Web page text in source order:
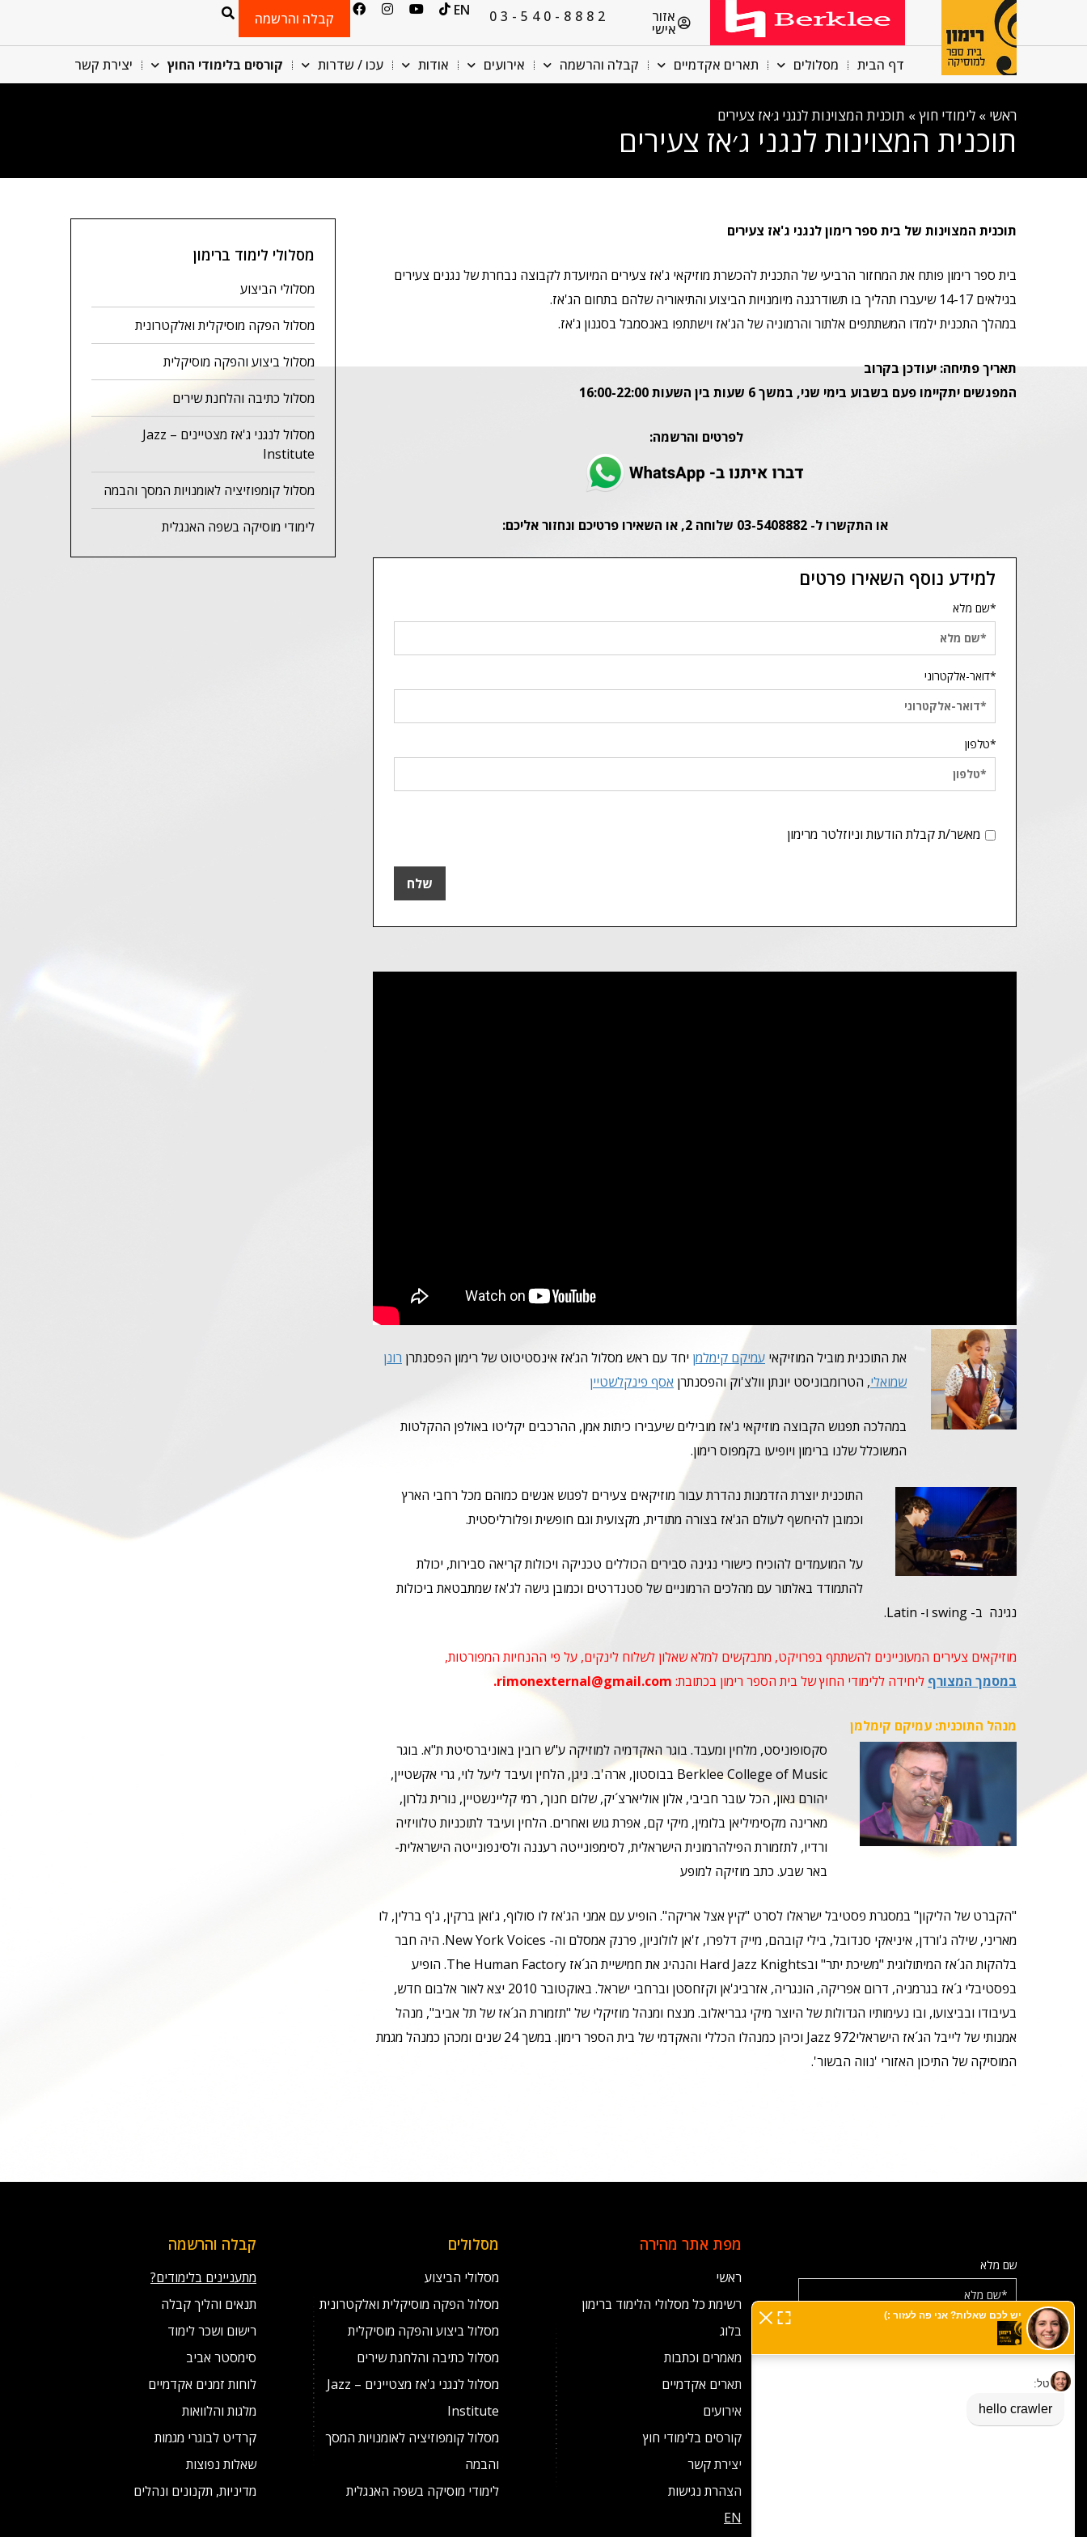
אזור
אישי
03-540-8882
EN קבלה והרשמה
דף הבית מסלולים תארים אקדמיים קבלה והרשמה אירועים אודות עכו / שדרות קורסים בלימודי החוץ יצירת קשר
ראשי » לימודי חוץ» תוכנית המצוינות לנגני ג׳אז צעירים
תוכנית המצוינות לנגני ג׳אז צעירים
תוכנית המצוינות של בית ספר רימון לנגני ג'אז צעירים
בית ספר רימון פותח את המחזור הרביעי של התכנית להכשרת מוזיקאי ג'אז צעירים המיועדת לקבוצה נבחרת של נגנים צעירים
בגילאים 14-17 שיעברו תהליך בו תשודרגנה מיומנויות הביצוע והתיאוריה שלהם בתחום הג'אז.
במהלך התכנית ילמדו המשתתפים אלתור והרמוניה של הג'אז וישתתפו באנסמבל בסגנון ג'אז.
תאריך פתיחה: יעודכן בקרוב
המפגשים יתקיימו פעם בשבוע בימי שני, במשך 6 שעות בין השעות 16:00-22:00
לפרטים והרשמה:
או התקשרו ל- 03-5408882 שלוחה 2, או השאירו פרטיכם ונחזור אליכם:
למידע נוסף השאירו פרטים
*שם מלא
*דואר-אלקטרוני
*טלפון
מאשר/ת קבלת הודעות וניוזלטר מרימון
את התוכנית מוביל המוזיקאי עמיקם קימלמן יחד עם ראש מסלול הג’אז אינסטיטוט של רימון הפסנתרן רונן
שמואלי, הטרומבוניסט יונתן וולצ'וק והפסנתרן אסף פינקלשטיין
במהלכה תפגוש הקבוצה מוזיקאי ג'אז מובילים שיעבירו כיתות אמן, ההרכבים יקליטו באולפן ההקלטות
המשוכלל שלנו ברימון ויופיעו בקמפוס רימון.
התוכנית יוצרת הזדמנות נהדרת עבור מוזיקאים צעירים לפגוש אנשים כמוהם מכל רחבי הארץ
וכמובן להיחשף לעולם הג'אז בצורה מתודית, מקצועית וגם חופשית ופלורליסטית.
על המועמדים להוכיח כישורי נגינה סבירים הכוללים טכניקה ויכולות קריאה סבירות, יכולת
להתמודד באלתור עם מהלכים הרמוניים של סטנדרטים וכמובן גישה לג'אז שמתבטאת ביכולות
נגינה ב- swing ו- Latin.
מוזיקאים צעירים המעוניינים להשתתף בפרויקט, מתבקשים למלא שאלון לשלוח לינקים, על פי ההנחיות המפורטות,
במסמך המצורף ליחידה ללימודי החוץ של בית הספר רימון בכתובת: rimonexternal@gmail.com.
מנהל התוכנית: עמיקם קימלמן
סקסופוניסט, מלחין ומעבד. בוגר האקדמיה למוזיקה ע"ש רובין באוניברסיטת ת"א. בוגר
Berklee College of Music בבוסטון, ארה'ב. ניגן, הלחין ועיבד ליעל לוי, גרי אקשטיין,
יהורם גאון, הכל עובר חביבי, אלון אוליארצ´יק, שלום חנוך, רמי קליינשטיין, נורית גלרון,
מארינה מקסימיליאן בלומין, מיקי קם, אפרת גוש ואחרים. הלחין ועיבד לתוכניות טלוויזיה
ורדיו, לתזמורת הפילהרמונית הישראלית, לסימפונייטה רעננה ולסינפונייטה הישראלית-
באר שבע. כתב מוזיקה למופע
"הקברט של הליקון" במסגרת פסטיבל ישראלו לסרט "קיץ אצל אריקה". הופיע עם אמני הג'אז לו סולוף, ג'ואן ברקין, ג'ף ברלין, לו
מאריני, שילה ג'ורדן, איניאקי סנדובל, בילי קובהם, מייק דלפרו, ז'אן לולוניון, פרנק אמסלם וה- New York Voices. היה חבר
בלהקות הג´אז המיתולוגית "משיכת יתר" ובHard Jazz Knights והנהיג את חמישיית הג´אז The Human Factory. הופיע
בפסטיבלי ג´אז בגרמניה, דרום אפריקה, הונגריה, אזרביג'אן וקזחסטן וברחבי ישראל. באוקטובר 2010 יצא לאור אלבום חדש,
בעיבודו ובביצועו, ובו נעימותיו הגדולות של היוצר מיקי גבריאלוב. מנצח ומנהל מוזיקלי של "תזמורת הג´אז של תל אביב", מנהל
אמנותי של לייבל הג´אז הישראליJazz 972 וכיהן כמנהלו הכללי והאקדמי של בית הספר רימון. במשך 24 שנים ומכהן כמנהל מגמת
המוסיקה של התיכון האזורי 'נווה הבשור'.
מסלולי לימוד ברימון
מסלולי הביצוע
מסלול הפקה מוסיקלית ואלקטרונית
מסלול ביצוע והפקה מוסיקלית
מסלול כתיבה והלחנת שירים
מסלול לנגני ג'אז מצטיינים – Jazz
Institute
מסלול קומפוזיציה לאומנויות המסך והבמה
לימודי מוסיקה בשפה האנגלית
שם מלא
אימייל
מס' טלפון
מפת אתר מהירה
ראשי
רשימת כל מסלולי הלימוד ברימון
בלוג
מאמרים וכתבות
תארים אקדמיים
אירועים
קורסים בלימודי חוץ
יצירת קשר
הצהרת נגישות
EN
מסלולים
מסלולי הביצוע
מסלול הפקה מוסיקלית ואלקטרונית
מסלול ביצוע והפקה מוסיקלית
מסלול כתיבה והלחנת שירים
מסלול לנגני ג'אז מצטיינים – Jazz
Institute
מסלול קומפוזיציה לאומנויות המסך
והבמה
לימודי מוסיקה בשפה האנגלית
קבלה והרשמה
מתעניינים בלימודים?
תנאים והליך קבלה
רישום ושכר לימוד
סימסטר אביב
לוחות זמנים אקדמיים
מלגות והלוואות
קרדיט לבוגרי מגמות
שאלות נפוצות
מדיניות, תקנונים ונהלים